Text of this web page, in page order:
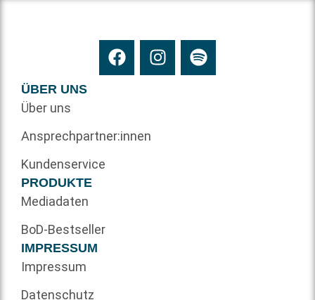
ÜBER UNS
Über uns
Ansprechpartner:innen
Kundenservice
PRODUKTE
Mediadaten
BoD-Bestseller
IMPRESSUM
Impressum
Datenschutz